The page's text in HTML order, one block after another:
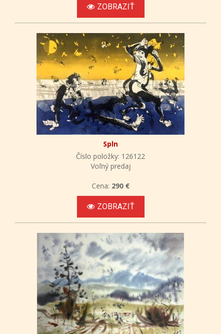
ZOBRAZIŤ
Spln
Číslo položky: 126122
Voľný predaj
Cena: 290 €
ZOBRAZIŤ